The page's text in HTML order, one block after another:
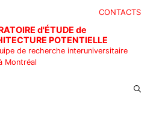
CONTACTS
d'ÉTUDE de
POTENTIELLE
de recherche interuniversitaire
Montréal